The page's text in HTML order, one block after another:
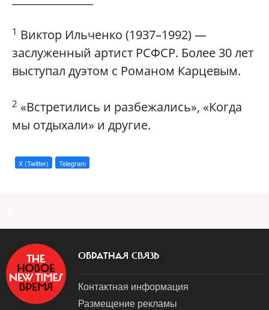
1 Виктор Ильченко (1937–1992) —
заслуженный артист РСФСР. Более 30 лет
выступал дуэтом с Романом Карцевым.
2 «Встретились и разбежались», «Когда
мы отдыхали» и другие.
X (Twitter) Telegram
ОБРАТНАЯ СВЯЗЬ
Контактная информация
Размещение рекламы